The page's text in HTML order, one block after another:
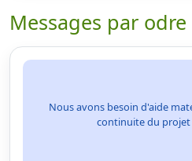
Messages par
Nous avons besoin d'aide
continuite du